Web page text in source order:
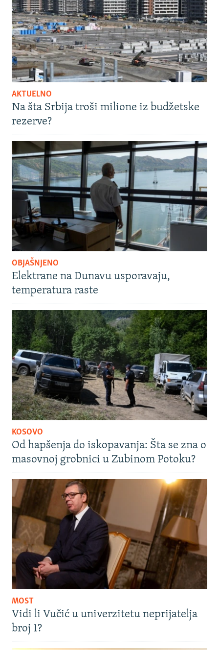
AKTUELNO
Na šta Srbija troši milione iz budžetske
rezerve?
OBJAŠNJENO
Elektrane na Dunavu usporavaju,
temperatura raste
KOSOVO
Od hapšenja do iskopavanja: Šta se zna o
masovnoj grobnici u Zubinom Potoku?
MOST
Vidi li Vučić u univerzitetu neprijatelja
broj 1?